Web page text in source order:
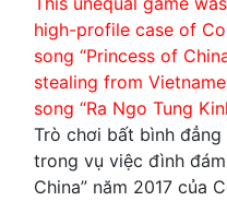
high-profile case of
song “Princess of
stealing from
song “Ra Ngo Tung
Trò chơi bất bình
trong vụ việc đình
China” năm 2017 của